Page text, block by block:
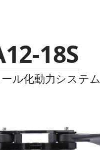
18S
ル化動力システム